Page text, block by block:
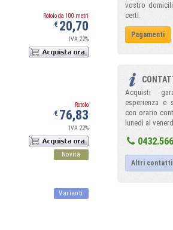
Rotolo da 100 metri
€ 20,70
IVA 22%
Rotolo
€ 76,83
IVA 22%
Novità
Varianti
vostro
certi.
Pagamenti
Acquisti
esperienza e
con orario
lunedì al
Altri contatti